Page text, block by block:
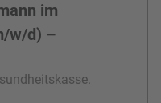
im
w/d) –